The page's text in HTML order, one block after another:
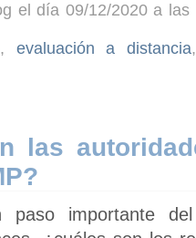
el día 09/12/2020 a
, evaluación a distancia
las
paso importante